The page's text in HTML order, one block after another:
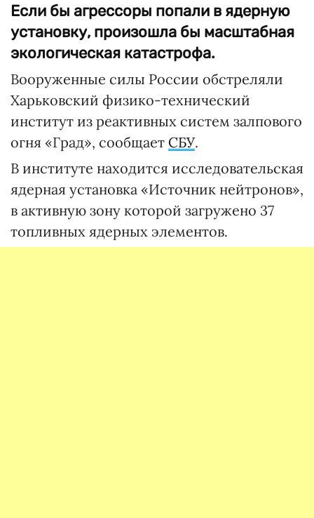
Если бы агрессоры попали в ядерную
установку, произошла бы масштабная
экологическая катастрофа.
Вооруженные силы России обстреляли
Харьковский физико-технический
институт из реактивных систем залпового
огня «Град», сообщает СБУ.
В институте находится исследовательская
ядерная установка «Источник нейтронов»,
в активную зону которой загружено 37
топливных ядерных элементов.